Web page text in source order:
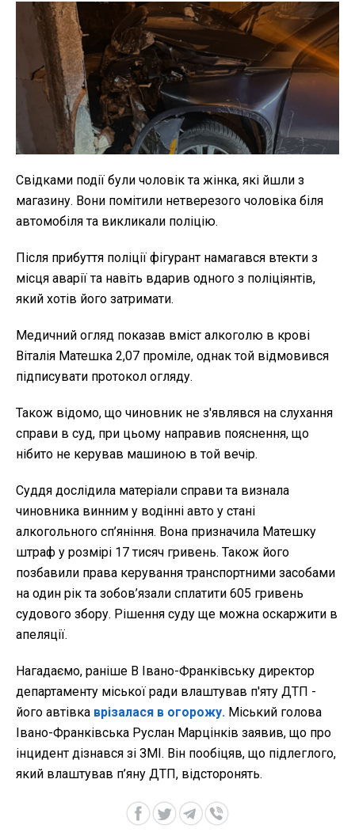
Свідками події були чоловік та жінка, які йшли з
магазину. Вони помітили нетверезого чоловіка біля
автомобіля та викликали поліцію.
Після прибуття поліції фігурант намагався втекти з
місця аварії та навіть вдарив одного з поліціянтів,
який хотів його затримати.
Медичний огляд показав вміст алкоголю в крові
Віталія Матешка 2,07 проміле, однак той відмовився
підписувати протокол огляду.
Також відомо, що чиновник не з'являвся на слухання
справи в суд, при цьому направив пояснення, що
нібито не керував машиною в той вечір.
Суддя дослідила матеріали справи та визнала
чиновника винним у водінні авто у стані
алкогольного сп’яніння. Вона призначила Матешку
штраф у розмірі 17 тисяч гривень. Також його
позбавили права керування транспортними засобами
на один рік та зобов’язали сплатити 605 гривень
судового збору. Рішення суду ще можна оскаржити в
апеляції.
Нагадаємо, раніше В Івано-Франківську директор
департаменту міської ради влаштував п'яту ДТП -
його автівка врізалася в огорожу. Міський голова
Івано-Франківська Руслан Марцінків заявив, що про
інцидент дізнався зі ЗМІ. Він пообіцяв, що підлеглого,
який влаштував п’яну ДТП, відсторонять.